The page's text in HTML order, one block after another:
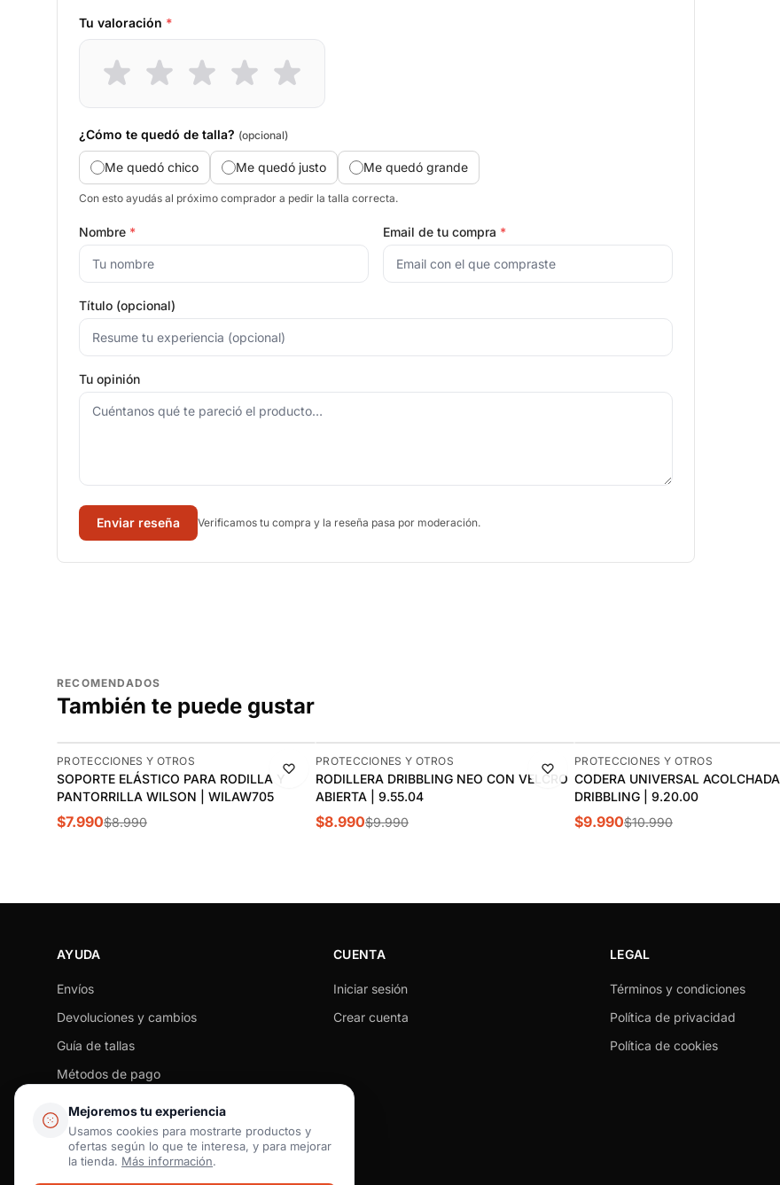
Mejoremos tu experiencia
Usamos cookies para mostrarte productos y
ofertas según lo que te interesa, y para mejorar
la tienda. Más información.
Tu valoración *
¿Cómo te quedó de talla? (opcional)
Me quedó chico Me quedó justo Me quedó grande
Con esto ayudás al próximo comprador a pedir la talla correcta.
Nombre * Email de tu compra *
Título (opcional)
Tu opinión
Enviar reseña Verificamos tu compra y la reseña pasa por moderación.
RECOMENDADOS
También te puede gustar
-11%
PROTECCIONES Y OTROS
SOPORTE ELÁSTICO PARA RODILLA Y
PANTORRILLA WILSON | WILAW705
$7.990$8.990
-10%
PROTECCIONES Y OTROS
RODILLERA DRIBBLING NEO CON VELCRO
ABIERTA | 9.55.04
$8.990$9.990
-9%
PROTECCIONES Y OTROS
CODERA UNIVERSAL ACOLCHADA
DRIBBLING | 9.20.00
$9.990$10.990
AYUDA
Envíos
Devoluciones y cambios
Guía de tallas
Métodos de pago
Preguntas frecuentes
Contacto
CUENTA
Iniciar sesión
Crear cuenta
LEGAL
Términos y condiciones
Política de privacidad
Política de cookies